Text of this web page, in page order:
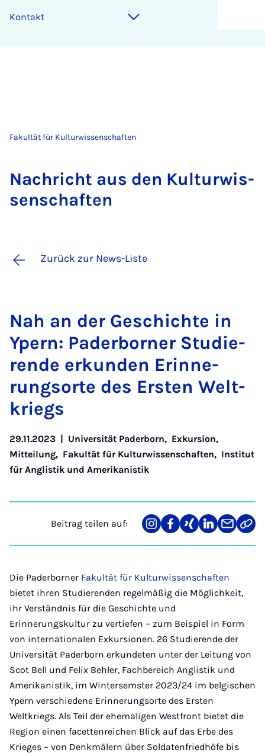
Kontakt
Fakultät für Kulturwissenschaften
Nach­richt aus den Kul­tur­wis­
sen­schaf­ten
Zurück zur News-Liste
Nah an der Ge­schich­te in
Ypern: Pa­der­bor­ner Stu­die­
ren­de er­kun­den Er­in­ne­
rungs­or­te des Ers­ten Welt­
kriegs
29.11.2023 | Universität Paderborn, Exkursion,
Mitteilung, Fakultät für Kulturwissenschaften, Institut
für Anglistik und Amerikanistik
Beitrag teilen auf:
Teilen
auf
Teilen
auf
Teilen
auf
Teilen
auf
Teilen
über
Link
Die Paderborner Fakultät für Kulturwissenschaften
bietet ihren Studierenden regelmäßig die Möglichkeit,
ihr Verständnis für die Geschichte und
Erinnerungskultur zu vertiefen – zum Beispiel in Form
von internationalen Exkursionen. 26 Studierende der
Universität Paderborn erkundeten unter der Leitung von
Scot Bell und Felix Behler, Fachbereich Anglistik und
Amerikanistik, im Wintersemster 2023/24 im belgischen
Ypern verschiedene Erinnerungsorte des Ersten
Weltkriegs. Als Teil der ehemaligen Westfront bietet die
Region einen facettenreichen Blick auf das Erbe des
Krieges – von Denkmälern über Soldatenfriedhöfe bis